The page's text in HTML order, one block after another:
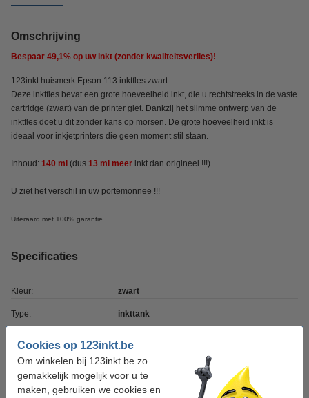
Cookies op 123inkt.be
Om winkelen bij 123inkt.be zo
gemakkelijk mogelijk voor u te
maken, gebruiken we cookies en
Omschrijving
Bespaar 49,1% op uw inkt (zonder kwaliteitsverlies)!
123inkt huismerk Epson 113 inktfles zwart.
Deze inktfles bevat een grote hoeveelheid inkt, die u rechtstreeks in de vaste
cartridge (zwart) van de printer giet. Dankzij het slimme ontwerp van de
inktfles doet u dit zonder kans op morsen. De grote hoeveelheid inkt is
ideaal voor inkjetprinters die geen moment stil staan.
Inhoud: 140 ml (dus 13 ml meer inkt dan origineel !!!)
U ziet het verschil in uw portemonnee !!!
Uiteraard met 100% garantie.
Specificaties
Kleur: zwart
Type: inkttank
Merk: 123inkt
Ons artikelnr: